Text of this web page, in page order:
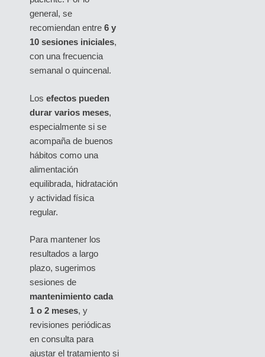
general, se
recomiendan entre 6 y
10 sesiones iniciales,
con una frecuencia
semanal o quincenal.
Los efectos pueden
durar varios meses,
especialmente si se
acompaña de buenos
hábitos como una
alimentación
equilibrada, hidratación
y actividad física
regular.
Para mantener los
resultados a largo
plazo, sugerimos
sesiones de
mantenimiento cada
1 o 2 meses, y
revisiones periódicas
en consulta para
ajustar el tratamiento si